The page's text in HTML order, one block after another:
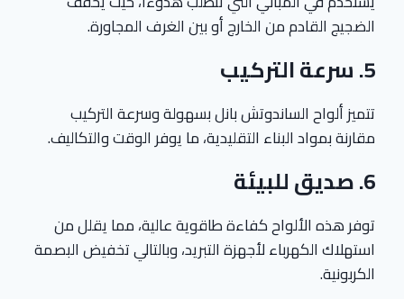
الضجيج القادم من الخارج أو بين الغرف المجاورة.
5. سرعة التركيب
تتميز ألواح الساندوتش بانل بسهولة وسرعة التركيب
مقارنة بمواد البناء التقليدية، ما يوفر الوقت والتكاليف.
6. صديق للبيئة
توفر هذه الألواح كفاءة طاقوية عالية، مما يقلل من
استهلاك الكهرباء لأجهزة التبريد، وبالتالي تخفيض البصمة
الكربونية.